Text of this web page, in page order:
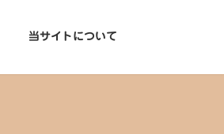
当サイトについて